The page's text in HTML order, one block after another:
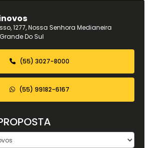
1277, Nossa Senhora Medianeira
Do Sul
(55) 3027-8000
(55) 99182-6167